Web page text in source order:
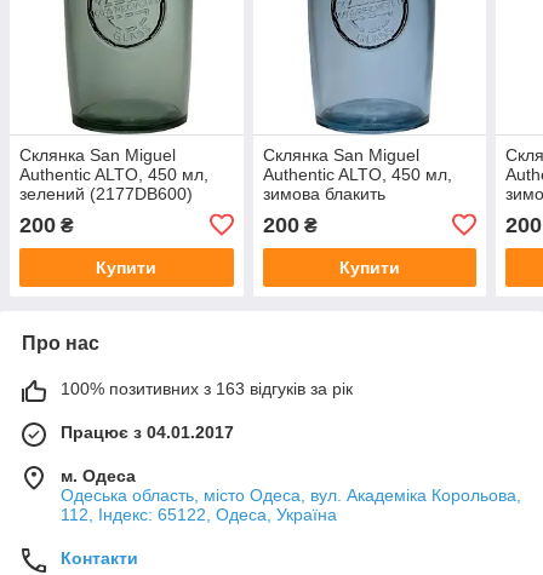
Склянка San Miguel
Authentic ALTO, 450 мл,
зелений (2177DB600)
200 ₴
Купити
Склянка San Miguel
Authentic ALTO, 450 мл,
зимова блакить
200₴
Купити
200
Про нас
100% позитивних з 163 відгуків за рік
Працює з 04.01.2017
м. Одеса
Одеська область, місто Одеса, вул. Академіка Корольова,
112, Індекс: 65122, Одеса, Україна
Контакти